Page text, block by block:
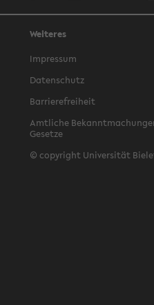
Weiteres
Impressum
Datenschutz
Barrierefreiheit
Amtliche
Gesetze
© copyright Universität